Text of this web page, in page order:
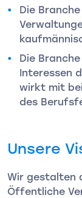
Die
Die
Interessen
wirkt mit
des
Unsere
Wir gestalten
Öffentliche